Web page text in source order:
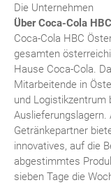
Die Unternehmen
Über Coca-Cola
Coca-Cola HBC
gesamten
Hause Coca-Cola.
Mitarbeitende in
und Logistikzentrum
Getränkepartner
innovatives, auf die
abgestimmtes
sieben Tage die